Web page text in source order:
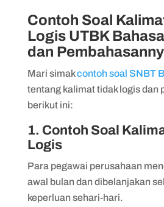
Contoh Soal
Logis UTBK
dan
Mari simakcontoh soal SNBT
tentang kalimat tidak logis dan
berikut ini:
1. Contoh Soal
Logis
Para pegawai perusahaan
awal bulan dan dibelanjakan
keperluan sehari-hari.